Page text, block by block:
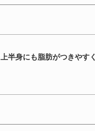
上半身にも脂肪がつきやすく